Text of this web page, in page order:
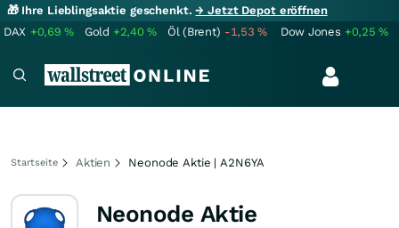
🎁 Ihre Lieblingsaktie geschenkt.→ Jetzt Depot eröffnen
DAX +0,69% Gold +2,40% Öl (Brent) -1,53% Dow Jones +0,25%
Startseite Aktien Neonode Aktie | A2N6YA
Neonode Aktie